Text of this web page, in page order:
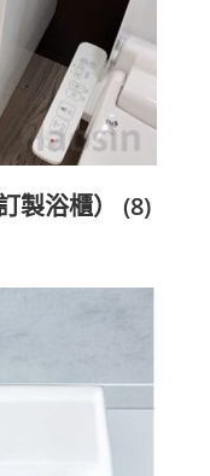
製浴櫃） (8)